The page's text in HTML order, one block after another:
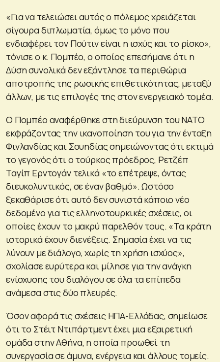
«Για να τελειώσει αυτός ο πόλεμος χρειάζεται
σίγουρα διπλωματία, όμως το μόνο που
ενδιαφέρει τον Πούτιν είναι η ισχύς και το ρίσκο»,
τόνισε ο κ. Πομπέο, ο οποίος επεσήμανε ότι η
Δύση συνολικά δεν εξάντλησε τα περιθώρια
αποτροπής της ρωσικής επιθετικότητας, μεταξύ
άλλων, με τις επιλογές της στον ενεργειακό τομέα.
Ο Πομπέο αναφέρθηκε στη διεύρυνση του ΝΑΤΟ
εκφράζοντας την ικανοποίηση του για την ένταξη
Φινλανδίας και Σουηδίας σημειώνοντας ότι εκτιμά
το γεγονός ότι ο τούρκος πρόεδρος, Ρετζέπ
Ταγίπ Ερντογάν τελικά «το επέτρεψε, όντας
διευκολυντικός, σε έναν βαθμό». Ωστόσο
ξεκαθάρισε ότι αυτό δεν συνιστά κάποιο νέο
δεδομένο για τις ελληνοτουρκικές σχέσεις, οι
οποίες έχουν το μακρύ παρελθόν τους. «Τα κράτη
ιστορικά έχουν διενέξεις. Σημασία έχει να τις
λύνουν με διάλογο, χωρίς τη χρήση ισχύος»,
σχολίασε ευρύτερα και μίλησε για την ανάγκη
ενίσχυσης του διαλόγου σε όλα τα επίπεδα
ανάμεσα στις δύο πλευρές.
Όσον αφορά τις σχέσεις ΗΠΑ-Ελλάδας, σημείωσε
ότι το Στέιτ Ντιπάρτμεντ έχει μια εξαιρετική
ομάδα στην Αθήνα, η οποία προωθεί τη
συνεργασία σε άμυνα, ενέργεια και άλλους τομείς.